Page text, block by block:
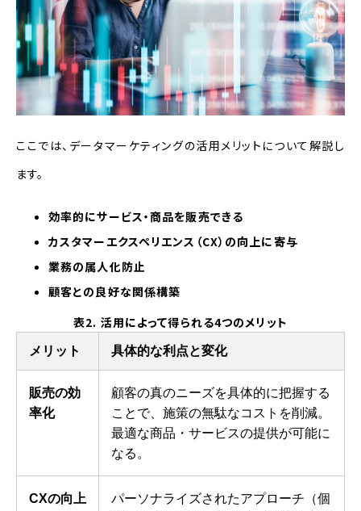
ここでは、データマーケティングの活用メリットについて解説し
ます。
効率的にサービス・商品を販売できる
カスタマーエクスペリエンス（CX）の向上に寄与
業務の属人化防止
顧客との良好な関係構築
表2. 活用によって得られる4つのメリット
メリット 具体的な利点と変化
販売の効
率化
顧客の真のニーズを具体的に把握する
ことで、施策の無駄なコストを削減。
最適な商品・サービスの提供が可能に
なる。
CXの向上
パーソナライズされたアプローチ（個